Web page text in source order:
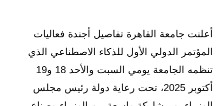
أعلنت جامعة القاهرة تفاصيل أجندة فعاليات
المؤتمر الدولي الأول للذكاء الاصطناعي الذي
تنظمه الجامعة يومي السبت والأحد 18 و19
أكتوبر 2025، تحت رعاية دولة رئيس مجلس